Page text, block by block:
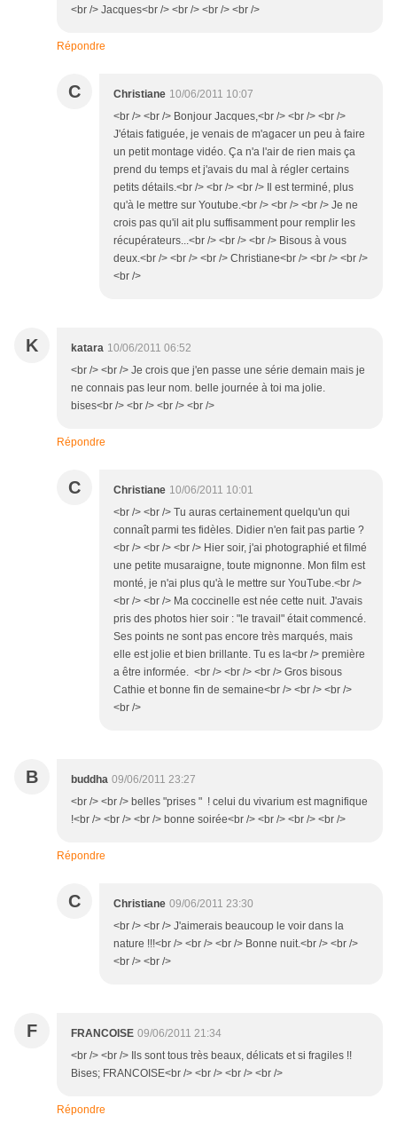
<br /> Jacques<br /> <br /> <br /> <br />
Répondre
C Christiane 10/06/2011 10:07
<br /> <br /> Bonjour Jacques,<br /> <br /> <br />
J'étais fatiguée, je venais de m'agacer un peu à faire
un petit montage vidéo. Ça n'a l'air de rien mais ça
prend du temps et j'avais du mal à régler certains
petits détails.<br /> <br /> <br /> Il est terminé, plus
qu'à le mettre sur Youtube.<br /> <br /> <br /> Je ne
crois pas qu'il ait plu suffisamment pour remplir les
récupérateurs...<br /> <br /> <br /> Bisous à vous
deux.<br /> <br /> <br /> Christiane<br /> <br /> <br />
<br />
K katara 10/06/2011 06:52
<br /> <br /> Je crois que j'en passe une série demain mais je
ne connais pas leur nom. belle journée à toi ma jolie.
bises<br /> <br /> <br /> <br />
Répondre
C Christiane 10/06/2011 10:01
<br /> <br /> Tu auras certainement quelqu'un qui
connaît parmi tes fidèles. Didier n'en fait pas partie ?
<br /> <br /> <br /> Hier soir, j'ai photographié et filmé
une petite musaraigne, toute mignonne. Mon film est
monté, je n'ai plus qu'à le mettre sur YouTube.<br />
<br /> <br /> Ma coccinelle est née cette nuit. J'avais
pris des photos hier soir : "le travail" était commencé.
Ses points ne sont pas encore très marqués, mais
elle est jolie et bien brillante. Tu es la<br /> première
a être informée. <br /> <br /> <br /> Gros bisous
Cathie et bonne fin de semaine<br /> <br /> <br />
<br />
B buddha 09/06/2011 23:27
<br /> <br /> belles "prises " ! celui du vivarium est magnifique
!<br /> <br /> <br /> bonne soirée<br /> <br /> <br /> <br />
Répondre
C Christiane 09/06/2011 23:30
<br /> <br /> J'aimerais beaucoup le voir dans la
nature !!!<br /> <br /> <br /> Bonne nuit.<br /> <br />
<br /> <br />
F FRANCOISE 09/06/2011 21:34
<br /> <br /> Ils sont tous très beaux, délicats et si fragiles !!
Bises; FRANCOISE<br /> <br /> <br /> <br />
Répondre